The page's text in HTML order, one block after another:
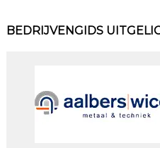
BEDRIJVENGIDS